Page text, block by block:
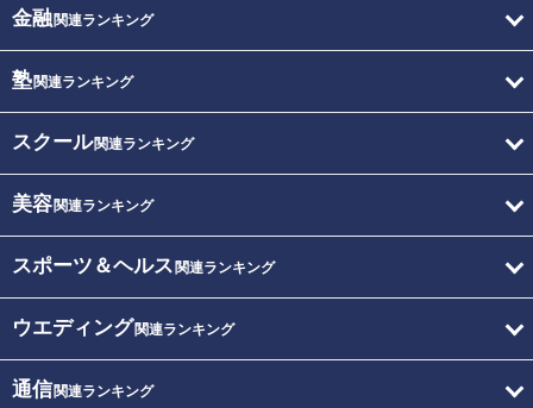
金融関連ランキング
塾関連ランキング
スクール関連ランキング
美容関連ランキング
スポーツ＆ヘルス 関連ランキング
ウエディング関連ランキング
通信関連ランキング